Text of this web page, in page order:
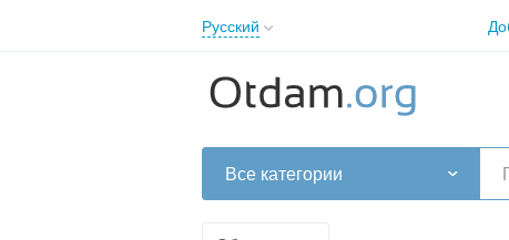
Русский
English
Русский
Українська
Все категории